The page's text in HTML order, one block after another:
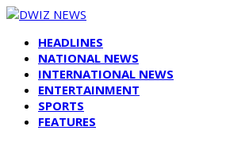
HEADLINES
NATIONAL NEWS
INTERNATIONAL NEWS
ENTERTAINMENT
SPORTS
FEATURES